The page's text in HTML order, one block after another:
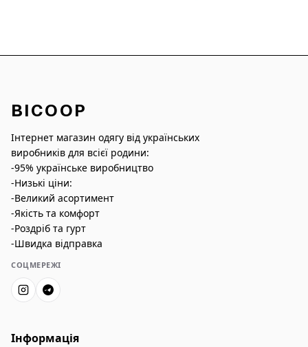
BICOOP
Інтернет магазин одягу від українських
виробників для всієї родини:
-95% українське виробництво
-Низькі ціни:
-Великий асортимент
-Якість та комфорт
-Роздріб та гурт
-Швидка відправка
СОЦМЕРЕЖІ
Інформація